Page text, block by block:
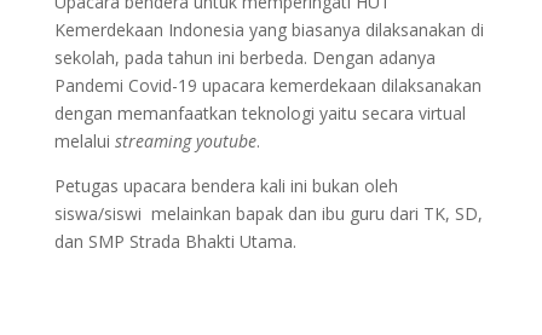
Kemerdekaan Indonesia yang biasanya dilaksanakan di
sekolah, pada tahun ini berbeda. Dengan adanya
Pandemi Covid-19 upacara kemerdekaan dilaksanakan
dengan memanfaatkan teknologi yaitu secara virtual
melalui streaming youtube.
Petugas upacara bendera kali ini bukan oleh
siswa/siswi melainkan bapak dan ibu guru dari TK, SD,
dan SMP Strada Bhakti Utama.